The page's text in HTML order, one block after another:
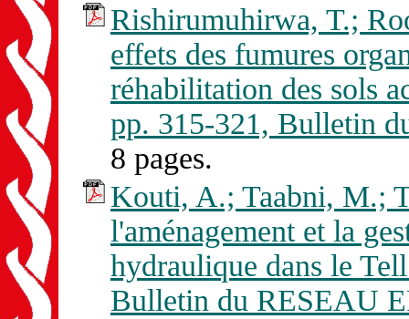
Rishirumuhirwa, T.;
effets des fumures
réhabilitation des sols
pp. 315-321, Bulletin
8 pages.
Kouti, A.; Taabni, M.;
l'aménagement et la
hydraulique dans le
Bulletin du RESEAU